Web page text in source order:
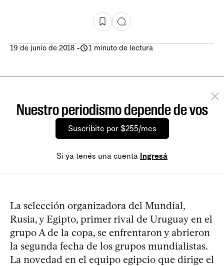
19 de junio de 2018 - 1 minuto de lectura
Nuestro periodismo depende de vos
Suscribite por $255/mes
Si ya tenés una cuenta Ingresá
La selección organizadora del Mundial,
Rusia, y Egipto, primer rival de Uruguay en el
grupo A de la copa, se enfrentaron y abrieron
la segunda fecha de los grupos mundialistas.
La novedad en el equipo egipcio que dirige el